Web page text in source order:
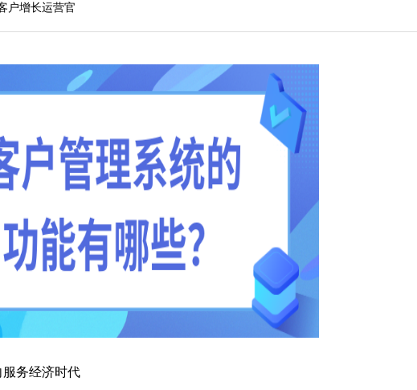
户增长运营官
务经济时代